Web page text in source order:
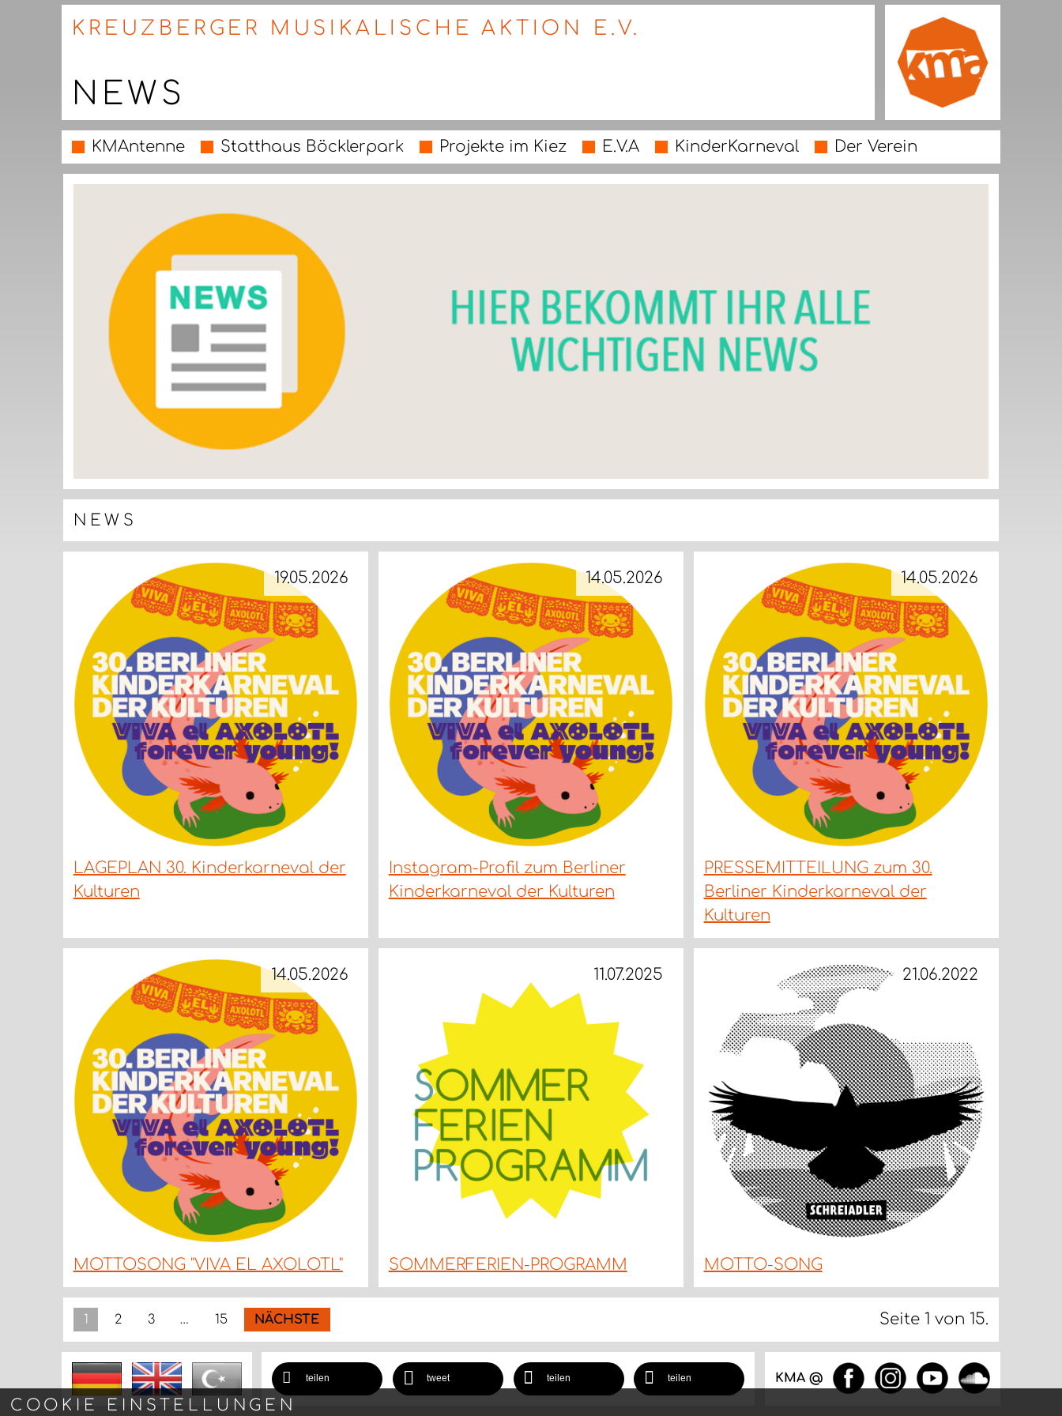
KREUZBERGER MUSIKALISCHE AKTION E.V.
NEWS
KMAntenne Statthaus Böcklerpark Projekte im Kiez E.V.A KinderKarneval Der Verein
NEWS
19.05.2026
LAGEPLAN 30. Kinderkarneval der
Kulturen
14.05.2026
Instagram-Profil zum Berliner
Kinderkarneval der Kulturen
14.05.2026
PRESSEMITTEILUNG zum 30.
Berliner Kinderkarneval der
Kulturen
14.05.2026
MOTTOSONG "VIVA EL AXOLOTL"
11.07.2025
SOMMERFERIEN-PROGRAMM
21.06.2022
MOTTO-SONG
1 2 3 … 15 NÄCHSTE Seite 1 von 15.
teilen tweet teilen teilen KMA @
COOKIE EINSTELLUNGEN